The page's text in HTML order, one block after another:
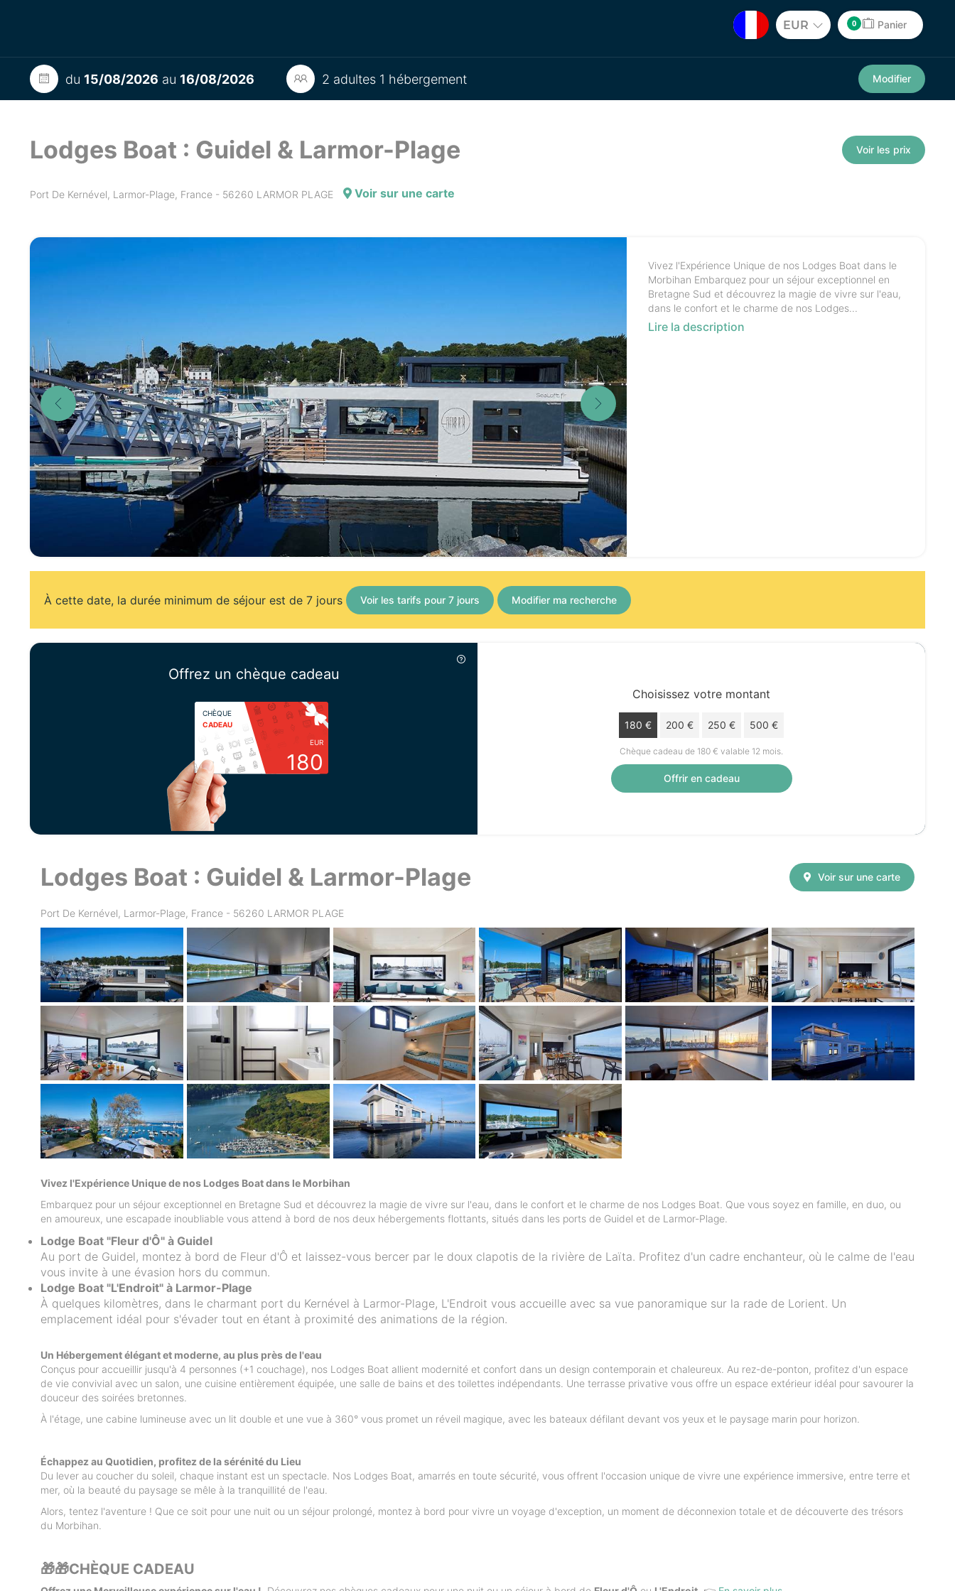
EUR 0 Panier
du 15/08/2026 au 16/08/2026 2 adultes 1 hébergement Modifier
Lodges Boat : Guidel & Larmor-Plage
Port De Kernével, Larmor-Plage, France - 56260 LARMOR PLAGE Voir sur une carte
Voir les prix
Vivez l'Expérience Unique de nos Lodges Boat dans le
Morbihan Embarquez pour un séjour exceptionnel en
Bretagne Sud et découvrez la magie de vivre sur l'eau,
dans le confort et le charme de nos Lodges...
Lire la description
À cette date, la durée minimum de séjour est de 7 jours Voir les tarifs pour 7 jours Modifier ma recherche
Offrez un chèque cadeau
CHÈQUE
CADEAU
EUR
180
Choisissez votre montant
180 € 200 € 250 € 500 €
Chèque cadeau de 180 € valable 12 mois.
Offrir en cadeau
Lodges Boat : Guidel & Larmor-Plage
Port De Kernével, Larmor-Plage, France - 56260 LARMOR PLAGE
Voir sur une carte
Vivez l'Expérience Unique de nos Lodges Boat dans le Morbihan
Embarquez pour un séjour exceptionnel en Bretagne Sud et découvrez la magie de vivre sur l'eau, dans le confort et le charme de nos Lodges Boat. Que vous soyez en famille, en duo, ou
en amoureux, une escapade inoubliable vous attend à bord de nos deux hébergements flottants, situés dans les ports de Guidel et de Larmor-Plage.
Lodge Boat "Fleur d'Ô" à Guidel
Au port de Guidel, montez à bord de Fleur d'Ô et laissez-vous bercer par le doux clapotis de la rivière de Laïta. Profitez d'un cadre enchanteur, où le calme de l'eau
vous invite à une évasion hors du commun.
Lodge Boat "L'Endroit" à Larmor-Plage
À quelques kilomètres, dans le charmant port du Kernével à Larmor-Plage, L'Endroit vous accueille avec sa vue panoramique sur la rade de Lorient. Un
emplacement idéal pour s'évader tout en étant à proximité des animations de la région.
Un Hébergement élégant et moderne, au plus près de l'eau
Conçus pour accueillir jusqu'à 4 personnes (+1 couchage), nos Lodges Boat allient modernité et confort dans un design contemporain et chaleureux. Au rez-de-ponton, profitez d'un espace
de vie convivial avec un salon, une cuisine entièrement équipée, une salle de bains et des toilettes indépendants. Une terrasse privative vous offre un espace extérieur idéal pour savourer la
douceur des soirées bretonnes.
À l'étage, une cabine lumineuse avec un lit double et une vue à 360° vous promet un réveil magique, avec les bateaux défilant devant vos yeux et le paysage marin pour horizon.
Échappez au Quotidien, profitez de la sérénité du Lieu
Du lever au coucher du soleil, chaque instant est un spectacle. Nos Lodges Boat, amarrés en toute sécurité, vous offrent l'occasion unique de vivre une expérience immersive, entre terre et
mer, où la beauté du paysage se mêle à la tranquillité de l'eau.
Alors, tentez l'aventure ! Que ce soit pour une nuit ou un séjour prolongé, montez à bord pour vivre un voyage d'exception, un moment de déconnexion totale et de découverte des trésors
du Morbihan.
🎁🎁CHÈQUE CADEAU